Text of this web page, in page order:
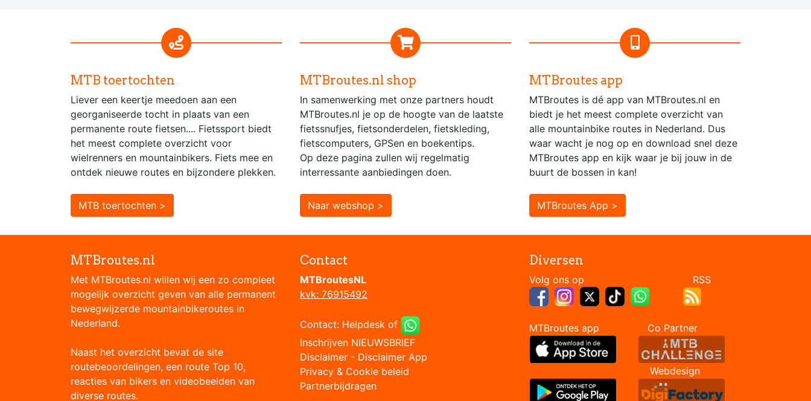
MTB toertochten
Liever een keertje meedoen aan een
georganiseerde tocht in plaats van een
permanente route fietsen.... Fietssport biedt
het meest complete overzicht voor
wielrenners en mountainbikers. Fiets mee en
ontdek nieuwe routes en bijzondere plekken.
MTB toertochten >
MTBroutes.nl shop
In samenwerking met onze partners houdt
MTBroutes.nl je op de hoogte van de laatste
fietssnufjes, fietsonderdelen, fietskleding,
fietscomputers, GPSen en boekentips.
Op deze pagina zullen wij regelmatig
interressante aanbiedingen doen.
Naar webshop >
MTBroutes app
MTBroutes is dé app van MTBroutes.nl en
biedt je het meest complete overzicht van
alle mountainbike routes in Nederland. Dus
waar wacht je nog op en download snel deze
MTBroutes app en kijk waar je bij jouw in de
buurt de bossen in kan!
MTBroutes App >
MTBroutes.nl
Met MTBroutes.nl willen wij een zo compleet
mogelijk overzicht geven van alle permanent
bewegwijzerde mountainbikeroutes in
Nederland.
Naast het overzicht bevat de site
routebeoordelingen, een route Top 10,
reacties van bikers en videobeelden van
diverse routes.
Contact
MTBroutesNL
kvk: 76915492
Contact: Helpdesk of
Inschrijven NIEUWSBRIEF
Disclaimer - Disclaimer App
Privacy & Cookie beleid
Partnerbijdragen
Diversen
Volg ons op RSS
MTBroutes app Co Partner
Webdesign